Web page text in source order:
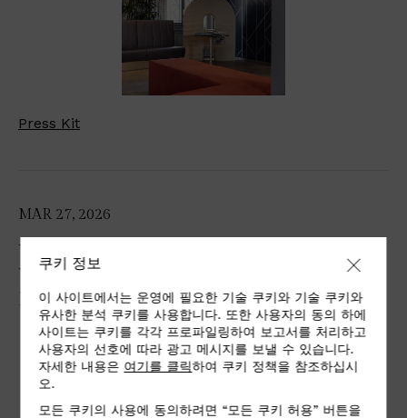
Press Kit
MAR 27, 2026
WEAVING CONNECTIONS: ALCANTARA
WITH VERENA MELGAREJO WEINANDT
IN VENICE
쿠키 정보
이 사이트에서는 운영에 필요한 기술 쿠키와 기술 쿠키와
유사한 분석 쿠키를 사용합니다. 또한 사용자의 동의 하에
사이트는 쿠키를 각각 프로파일링하여 보고서를 처리하고
사용자의 선호에 따라 광고 메시지를 보낼 수 있습니다.
자세한 내용은 여기를 클릭하여 쿠키 정책을 참조하십시
오.
모든 쿠키의 사용에 동의하려면 “모든 쿠키 허용” 버튼을